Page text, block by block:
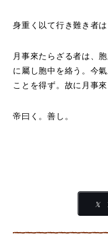
身重く以て行き難き者
月事來たらざる者は、
に屬し胞中を絡う。今
ことを得ず。故に月事來
帝曰く。善し。
𝕏